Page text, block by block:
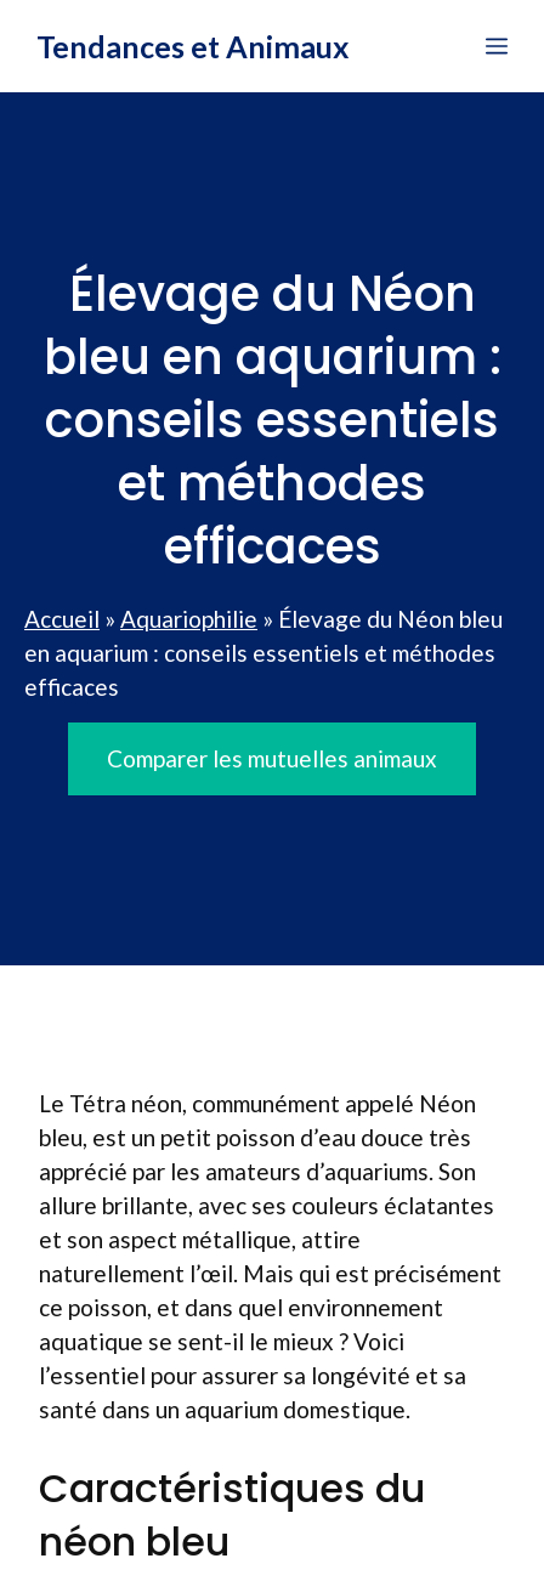
Tendances et Animaux
Élevage du Néon
bleu en aquarium :
conseils essentiels
et méthodes
efficaces
Accueil » Aquariophilie » Élevage du Néon bleu
en aquarium : conseils essentiels et méthodes
efficaces
Comparer les mutuelles animaux
Le Tétra néon, communément appelé Néon
bleu, est un petit poisson d’eau douce très
apprécié par les amateurs d’aquariums. Son
allure brillante, avec ses couleurs éclatantes
et son aspect métallique, attire
naturellement l’œil. Mais qui est précisément
ce poisson, et dans quel environnement
aquatique se sent-il le mieux ? Voici
l’essentiel pour assurer sa longévité et sa
santé dans un aquarium domestique.
Caractéristiques du
néon bleu